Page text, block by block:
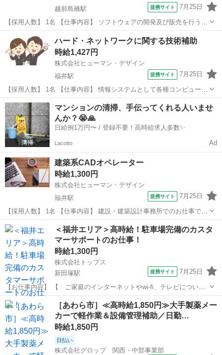
越前島橋駅
提携サイト 7月25日
【採用人数】 1名 【仕事内容】 ソフトウェアの開発及び販売を行う企
業でのお仕事です。 ▽主に担当していただくお仕事はコチラ▽ ・土木
関連のソフトにバグがないかのチェック ・報告書作成など ・テスト作
業 ＊土日祝完全休...
坂井市 越前島橋駅
ハード・ネットワークに関する技術補助
時給1,427円
株式会社ヒューマン・デザイン
福井駅
提携サイト 7月25日
【採用人数】 1名 【仕事内容】 情報システムとして各種コンピュータ
システムやネットワーク、ソフトウェアの開発・運用・サポート等を
行う大手商社でのお仕事です！ ▽主に担当していただく業務はコチラ
▽ ・福井県内の企業向けに...
福井 福井市 その他
マンションの清掃、手伝ってくれる人いませ
んか？😭🙏
日給例1万円〜 / 登録不要！高時給求人多数✨
Lacotto Ad
建築系CADオペレーター
時給1,300円
株式会社ヒューマン・デザイン
福井駅
提携サイト 7月25日
【採用人数】 1名 【仕事内容】 建設・建築設計事務所でのお仕事で
す。 ▽主に担当していただくお仕事はコチラ▽ ・商業施設、公共施設
の図面入力・修正 ・平面図、立面図、断面図の入力・修正 ・
JWCAD、アーキトレンドを主...
福井 福井駅 その他
＜福井エリア＞高時給！駐車場完備のカスタ
マーサポートのお仕事！
時給1,300円
株式会社トップス
新田塚駅
提携サイト 7月25日
【お仕事内容】 【 ご家庭のインターネットやwi-fi、テレビについて
の問合せ対応のお仕事 】 ご自宅のインターネットが繋がらなくなっ
た・・・ メールが受信できない・・・・ テレビが映らない・・・ こ
んな日々のお問合せに対応...
福井 新田塚駅 その他
［あわら市］≪高時給1,850円≫大手製薬メー
カーで軽作業＆設備管理補助／日勤…
時給1,850円
日払い
株式会社グロップ 関西・中部事業部